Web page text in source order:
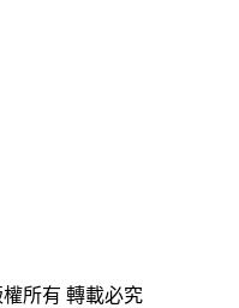
所有 轉載必究